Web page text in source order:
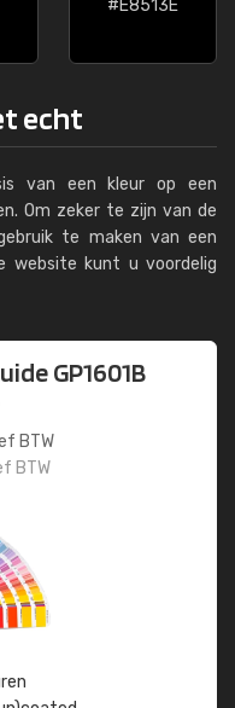
#E8513E
echt
van een kleur op een
Om zeker te zijn van de
te maken van een
website kunt u voordelig
GP1601B
BTW
BTW